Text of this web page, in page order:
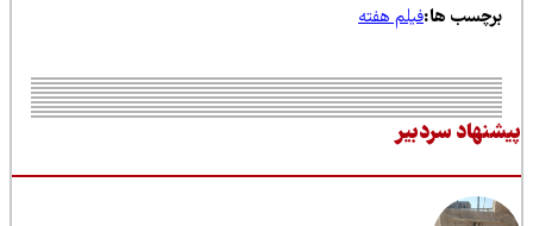
ها:فیلم هفته
سردبیر